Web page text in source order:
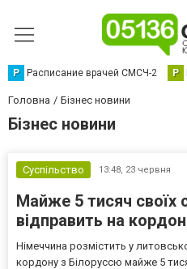
Р Расписание врачей СМСЧ-2 Р
Головна Бізнес новини
Бізнес новини
Суспільство 13:48, 23 червня
Майже 5 тисяч своїх
відправить на
Німеччина розмістить у
кордону з Білоруссю майже 5